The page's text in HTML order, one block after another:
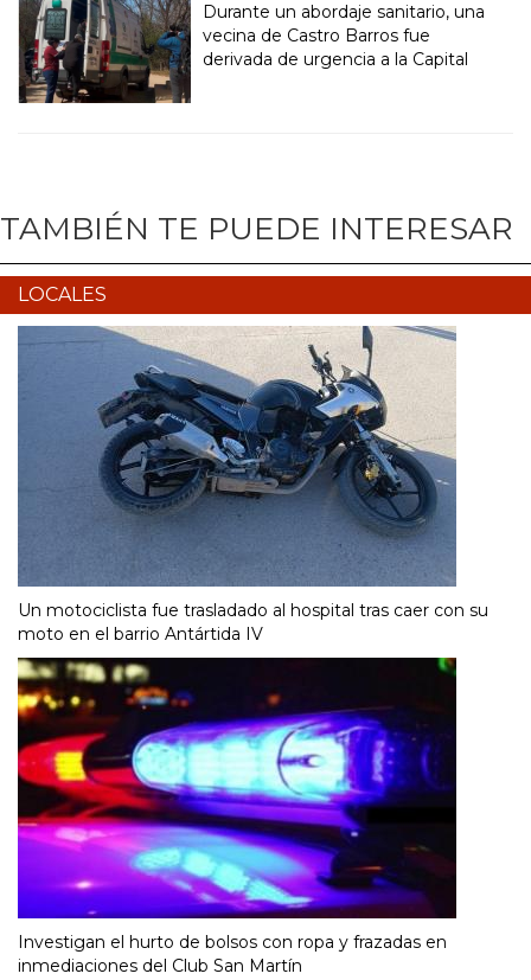
Durante un abordaje sanitario, una
vecina de Castro Barros fue
derivada de urgencia a la Capital
TAMBIÉN TE PUEDE INTERESAR
LOCALES
Un motociclista fue trasladado al hospital tras caer con su
moto en el barrio Antártida IV
Investigan el hurto de bolsos con ropa y frazadas en
inmediaciones del Club San Martín